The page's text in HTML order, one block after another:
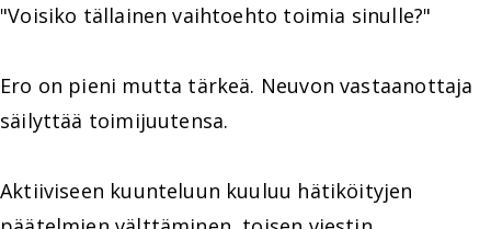
"Voisiko tällainen vaihtoehto toimia sinulle?"
Ero on pieni mutta tärkeä. Neuvon vastaanottaja
säilyttää toimijuutensa.
Aktiiviseen kuunteluun kuuluu hätiköityjen